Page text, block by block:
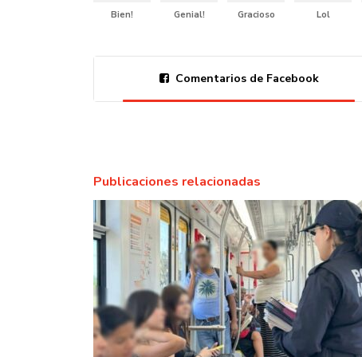
Bien! Genial! Gracioso Lol
Comentarios de Facebook
Publicaciones relacionadas